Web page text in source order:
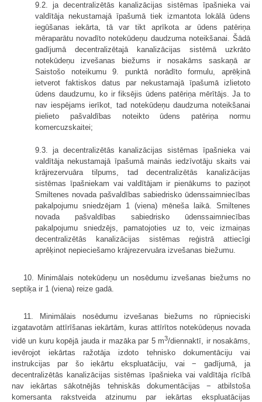
9.2. ja decentralizētās kanalizācijas sistēmas īpašnieka vai
valdītāja nekustamajā īpašumā tiek izmantota lokālā ūdens
iegūšanas iekārta, tā var tikt aprīkota ar ūdens patēriņa
mēraparātu novadīto notekūdeņu daudzuma noteikšanai. Šādā
gadījumā decentralizētajā kanalizācijas sistēmā uzkrāto
notekūdeņu izvešanas biežums ir nosakāms saskaņā ar
Saistošo noteikumu 9. punktā norādīto formulu, aprēķinā
ietverot faktiskos datus par nekustamajā īpašumā izlietoto
ūdens daudzumu, ko ir fiksējis ūdens patēriņa mērītājs. Ja to
nav iespējams ierīkot, tad notekūdeņu daudzuma noteikšanai
pielieto pašvaldības noteikto ūdens patēriņa normu
komercuzskaitei;
9.3. ja decentralizētās kanalizācijas sistēmas īpašnieka vai
valdītāja nekustamajā īpašumā mainās iedzīvotāju skaits vai
krājrezervuāra tilpums, tad decentralizētās kanalizācijas
sistēmas īpašniekam vai valdītājam ir pienākums to paziņot
Smiltenes novada pašvaldības sabiedrisko ūdenssaimniecības
pakalpojumu sniedzējam 1 (viena) mēneša laikā. Smiltenes
novada pašvaldības sabiedrisko ūdenssaimniecības
pakalpojumu sniedzējs, pamatojoties uz to, veic izmaiņas
decentralizētās kanalizācijas sistēmas reģistrā attiecīgi
aprēķinot nepieciešamo krājrezervuāra izvešanas biežumu.
10. Minimālais notekūdeņu un nosēdumu izvešanas biežums no
septiķa ir 1 (viena) reize gadā.
11. Minimālais nosēdumu izvešanas biežums no rūpnieciski
izgatavotām attīrīšanas iekārtām, kuras attīrītos notekūdeņus novada
vidē un kuru kopējā jauda ir mazāka par 5 m3/diennaktī, ir nosakāms,
ievērojot iekārtas ražotāja izdoto tehnisko dokumentāciju vai
instrukcijas par šo iekārtu ekspluatāciju, vai − gadījumā, ja
decentralizētās kanalizācijas sistēmas īpašnieka vai valdītāja rīcībā
nav iekārtas sākotnējās tehniskās dokumentācijas − atbilstoša
komersanta rakstveida atzinumu par iekārtas ekspluatācijas